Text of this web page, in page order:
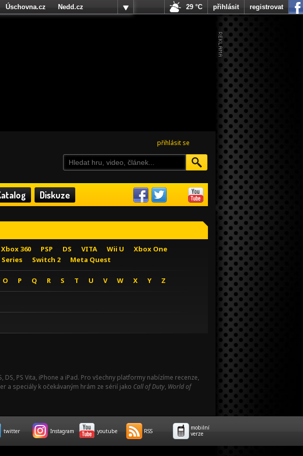
přihlásit se
Diskuze
Xbox 360 PSP DS VITA Wii U
Xbox One
Switch 2 Meta Quest
O P Q R S T U V W X Y Z
DS, PS Vita, iPhone a iPad. Pro všechny platformy nabízíme recenze,
a speciály k očekávaným hrám ze sérií jako Call of Duty, World of
Úschovna.cz
Nedd.cz
29 °C přihlásit registrovat
twitter Instagram youtube RSS
mobilní
verze